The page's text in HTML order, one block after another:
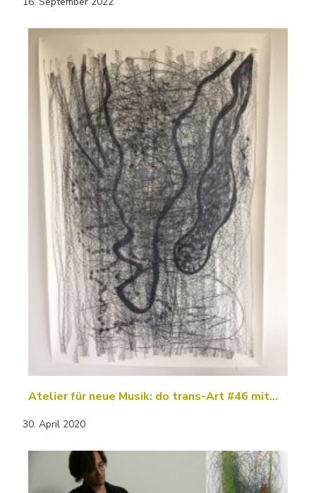
Atelier für neue Musik: do trans-Art #46 mit…
30. April 2020